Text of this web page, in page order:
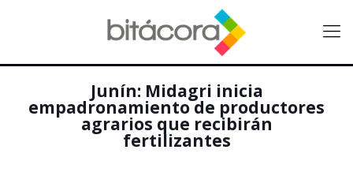
Junín: Midagri inicia
empadronamiento de productores
agrarios que recibirán
fertilizantes